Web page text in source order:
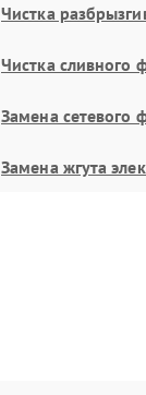
Чистка
Чистка сливного
Замена сетевого
Замена жгута